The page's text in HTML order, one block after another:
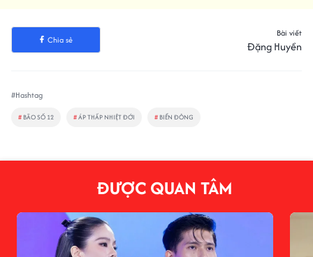
Chia sẻ
Bài viết
Đặng Huyền
#Hashtag
# BÃO SỐ 12 #ÁP THẤP NHIỆT ĐỚI # BIỂN ĐÔNG
ĐƯỢC QUAN TÂM